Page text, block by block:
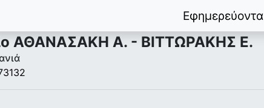
Εφημερεύοντα
ΑΘΑΝΑΣΑΚΗ Α. - ΒΙΤΤΩΡΑΚΗΣ Ε.